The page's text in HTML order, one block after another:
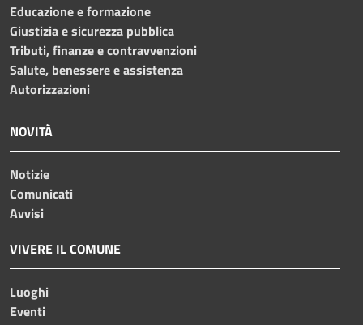
Educazione e formazione
Giustizia e sicurezza pubblica
Tributi, finanze e contravvenzioni
Salute, benessere e assistenza
Autorizzazioni
NOVITÀ
Notizie
Comunicati
Avvisi
VIVERE IL COMUNE
Luoghi
Eventi